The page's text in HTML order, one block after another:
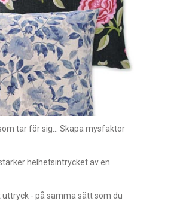
tar för sig... Skapa mysfaktor
helhetsintrycket av en
- på samma sätt som du